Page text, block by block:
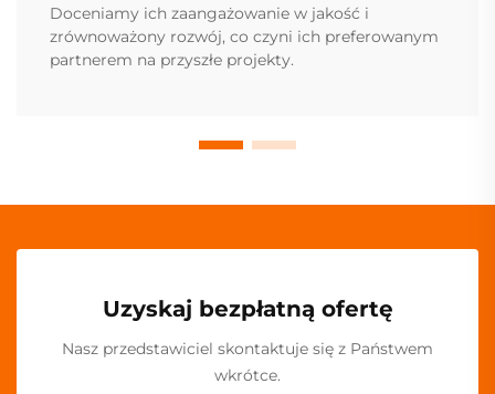
Doceniamy ich zaangażowanie w jakość i
zrównoważony rozwój, co czyni ich preferowanym
partnerem na przyszłe projekty.
Uzyskaj bezpłatną ofertę
Nasz przedstawiciel skontaktuje się z Państwem
wkrótce.